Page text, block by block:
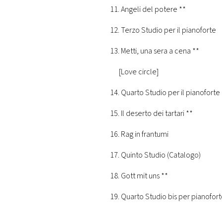
11. Angeli
12. Terzo Studio
13. Metti, una
[Love circle]
14. Quarto Studio
15. Il deserto
16. Rag in
17. Quinto
18. Gott
19. Quarto Studio bis per